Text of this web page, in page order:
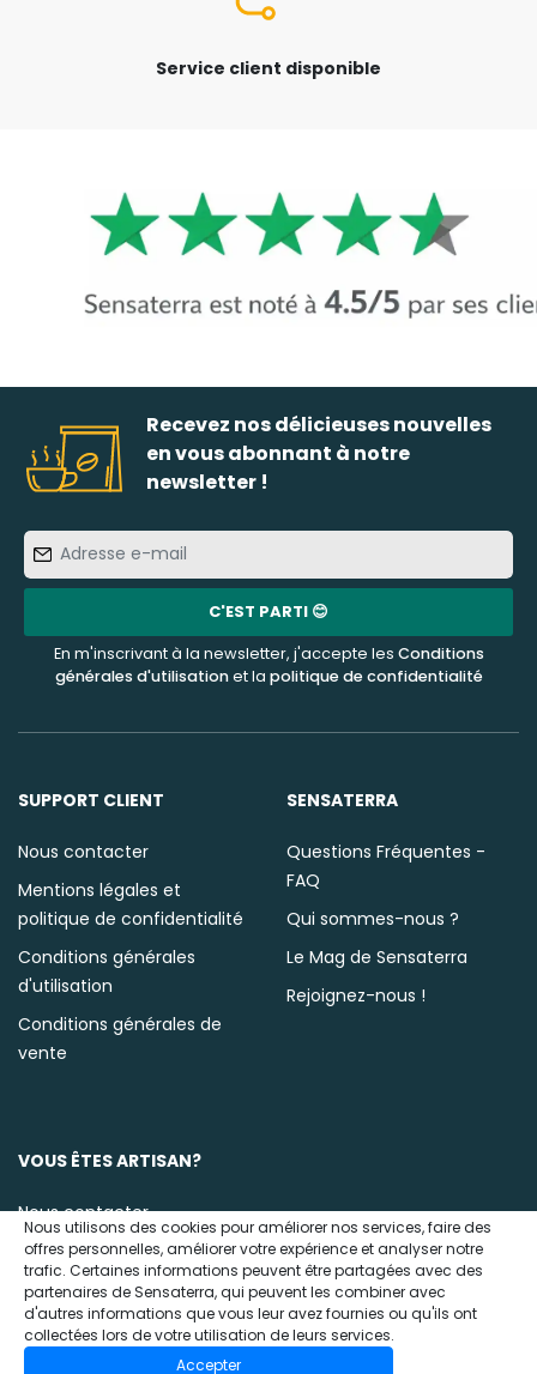
Service client disponible
Recevez nos délicieuses nouvelles
en vous abonnant à notre
newsletter !
e-
mail
C'EST PARTI 😊
En m'inscrivant à la newsletter, j'accepte les Conditions
générales d'utilisationet la politique de confidentialité
SUPPORT CLIENT
Nous contacter
Mentions légales et
politique de confidentialité
Conditions générales
d'utilisation
Conditions générales de
vente
SENSATERRA
Questions Fréquentes -
FAQ
Qui sommes-nous ?
Le Mag de Sensaterra
Rejoignez-nous !
VOUS ÊTES ARTISAN?
Nous contacter
Nous utilisons des cookies pour améliorer nos services, faire des
offres personnelles, améliorer votre expérience et analyser notre
trafic. Certaines informations peuvent être partagées avec des
partenaires de Sensaterra, qui peuvent les combiner avec
d'autres informations que vous leur avez fournies ou qu'ils ont
collectées lors de votre utilisation de leurs services.
Accepter